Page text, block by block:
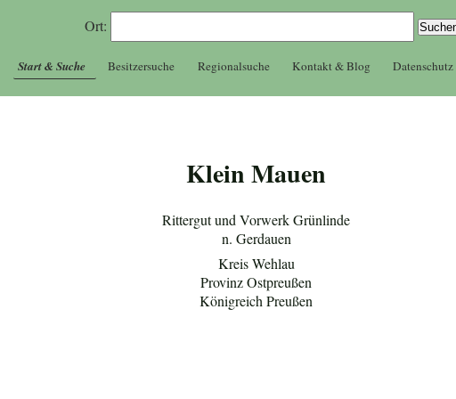
Ort:
Start & Suche Besitzersuche Regionalsuche Kontakt & Blog Datenschutz
Klein Mauen
Rittergut und Vorwerk Grünlinde
n. Gerdauen
Kreis Wehlau
Provinz Ostpreußen
Königreich Preußen